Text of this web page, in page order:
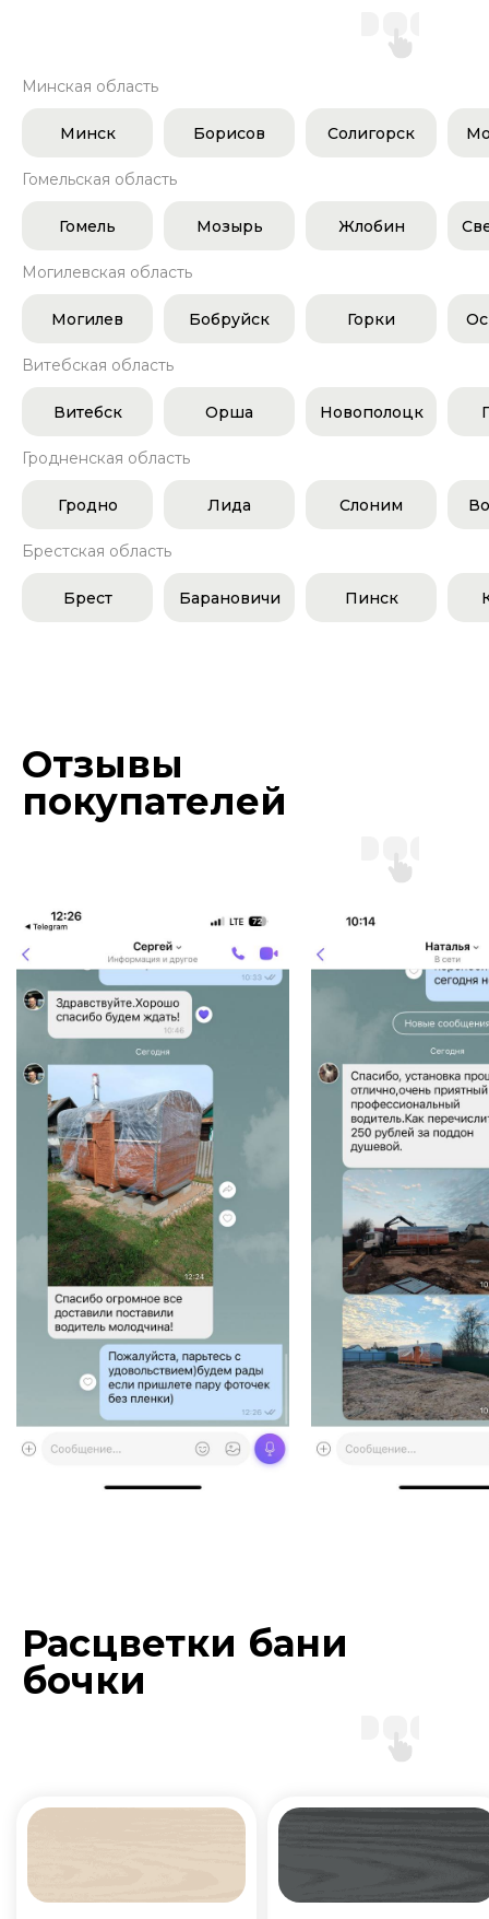
Минская область
Минск Борисов Солигорск
Гомельская область
Гомель Мозырь Жлобин
Могилевская область
Могилев Бобруйск Горки
Витебская область
Витебск Орша Новополоцк
Гродненская область
Гродно Лида Слоним
Брестская область
Брест Барановичи Пинск
Отзывы
покупателей
Расцветки бани
бочки